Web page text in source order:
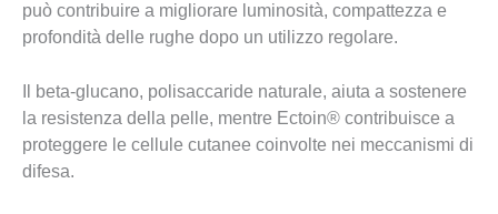
può contribuire a migliorare luminosità, compattezza e
profondità delle rughe dopo un utilizzo regolare.
Il beta-glucano, polisaccaride naturale, aiuta a sostenere
la resistenza della pelle, mentre Ectoin® contribuisce a
proteggere le cellule cutanee coinvolte nei meccanismi di
difesa.